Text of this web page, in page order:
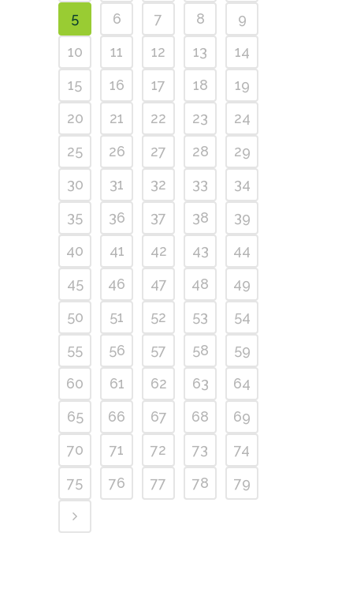
5
6 7 8
9
10
11 12 13
14
15
16 17 18
19
20
21 22 23
24
25
26 27 28
29
30
31 32 33
34
35
36 37 38
39
40
41 42 43
44
45
46 47 48
49
50
51 52 53
54
55
56 57 58
59
60
61 62 63
64
65
66 67 68
69
70
71 72 73
74
75
76 77 78 79